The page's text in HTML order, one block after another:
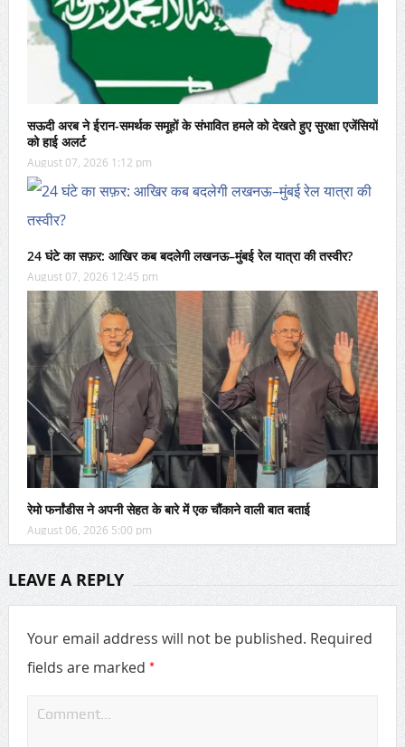
सऊदी अरब ने ईरान-समर्थक समूहों के संभावित हमले को देखते हुए सुरक्षा एजेंसियों
को हाई अलर्ट
August 07, 2026 1:12 pm
24 घंटे का सफ़र: आखिर कब बदलेगी लखनऊ–मुंबई रेल यात्रा की तस्वीर?
August 07, 2026 12:45 pm
रेमो फर्नांडीस ने अपनी सेहत के बारे में एक चौंकाने वाली बात बताई
August 06, 2026 5:00 pm
LEAVE A REPLY
Your email address will not be published. Required
fields are marked *